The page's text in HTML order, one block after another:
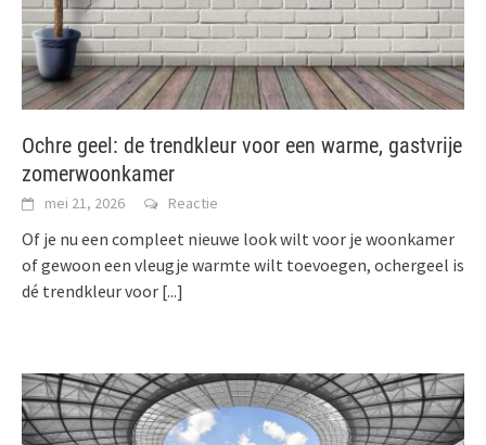
Ochre geel: de trendkleur voor een warme, gastvrije
zomerwoonkamer
mei 21, 2026 Reactie
Of je nu een compleet nieuwe look wilt voor je woonkamer
of gewoon een vleugje warmte wilt toevoegen, ochergeel is
dé trendkleur voor [...]